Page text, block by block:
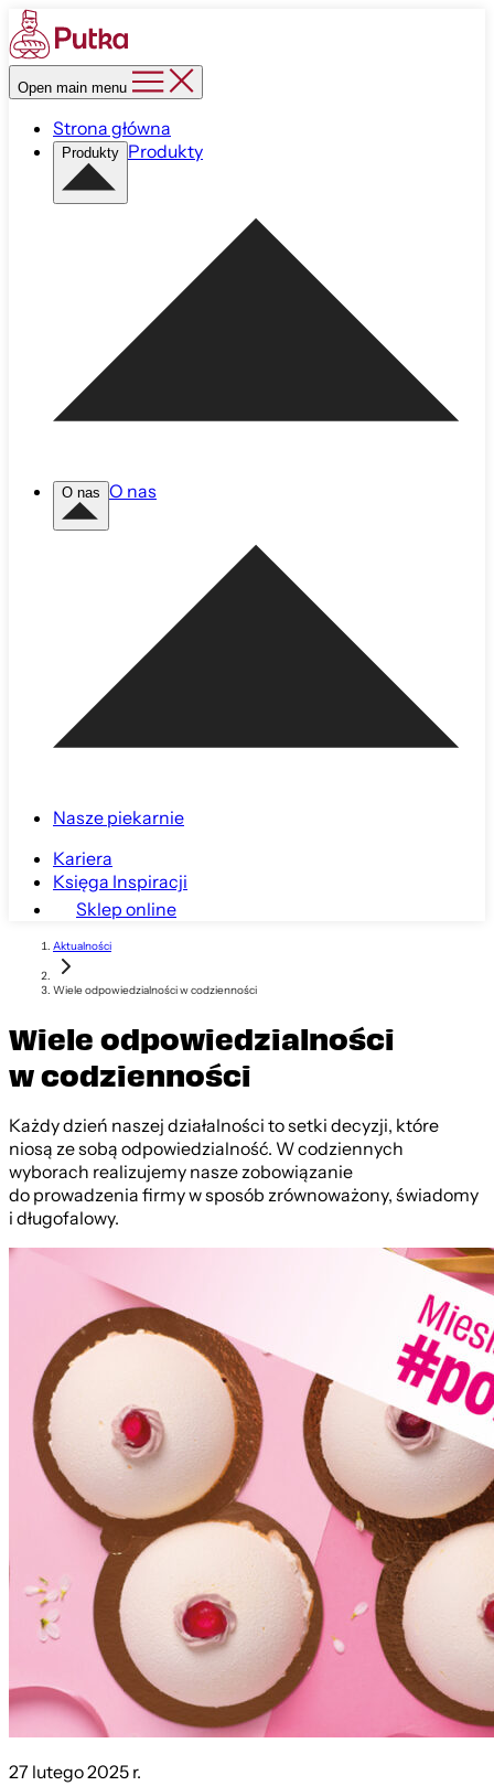
Open main menu
Strona główna
Produkty Produkty
O nas O nas
Nasze piekarnie
Kariera
Księga Inspiracji
Sklep online
Aktualności
Wiele odpowiedzialności w codzienności
Wiele odpowiedzialności
w codzienności
Każdy dzień naszej działalności to setki decyzji, które
niosą ze sobą odpowiedzialność. W codziennych
wyborach realizujemy nasze zobowiązanie
do prowadzenia firmy w sposób zrównoważony, świadomy
i długofalowy.
27 lutego 2025 r.